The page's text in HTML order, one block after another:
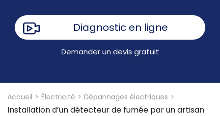
Diagnostic en ligne
Demander un devis gratuit
Accueil Électricité Dépannages électriques
Installation d’un détecteur de fumée par un artisan